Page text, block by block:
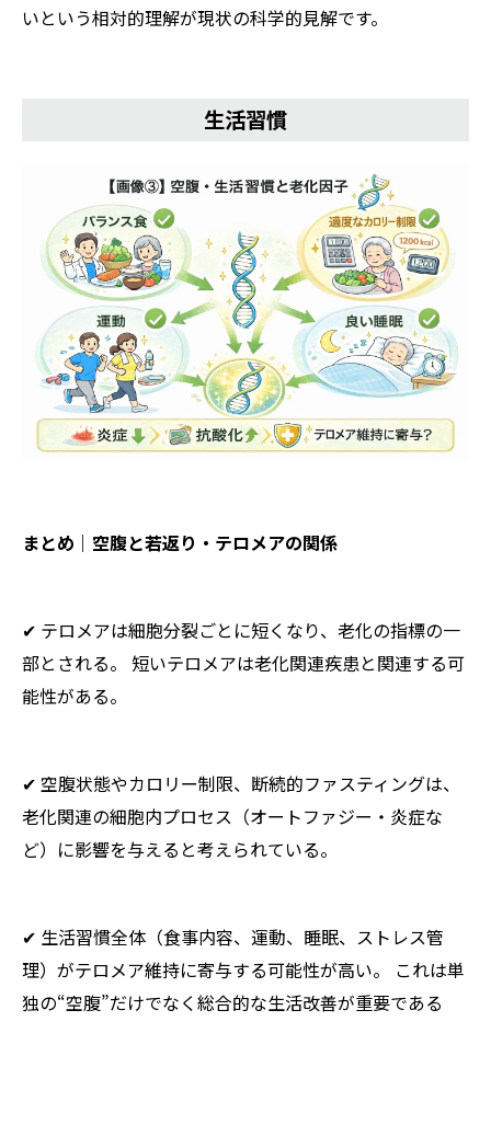
いという相対的理解が現状の科学的見解です。
生活習慣
まとめ｜空腹と若返り・テロメアの関係
✔ テロメアは細胞分裂ごとに短くなり、老化の指標の一
部とされる。 短いテロメアは老化関連疾患と関連する可
能性がある。
✔ 空腹状態やカロリー制限、断続的ファスティングは、
老化関連の細胞内プロセス（オートファジー・炎症な
ど）に影響を与えると考えられている。
✔ 生活習慣全体（食事内容、運動、睡眠、ストレス管
理）がテロメア維持に寄与する可能性が高い。 これは単
独の“空腹”だけでなく総合的な生活改善が重要である